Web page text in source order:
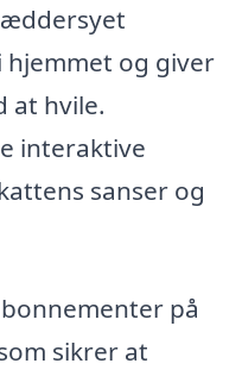
hjemmet og giver
at hvile.
interaktive
sanser og
på
sikrer at